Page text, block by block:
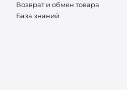
Возврат и обмен товара
База знаний